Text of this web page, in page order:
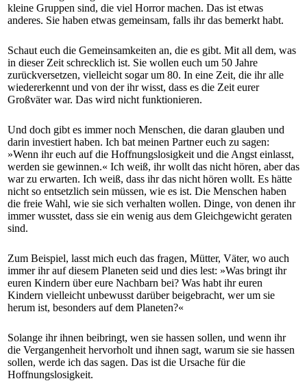
kleine Gruppen sind, die viel Horror machen. Das ist etwas
anderes. Sie haben etwas gemeinsam, falls ihr das bemerkt habt.
Schaut euch die Gemeinsamkeiten an, die es gibt. Mit all dem, was
in dieser Zeit schrecklich ist. Sie wollen euch um 50 Jahre
zurückversetzen, vielleicht sogar um 80. In eine Zeit, die ihr alle
wiedererkennt und von der ihr wisst, dass es die Zeit eurer
Großväter war. Das wird nicht funktionieren.
Und doch gibt es immer noch Menschen, die daran glauben und
darin investiert haben. Ich bat meinen Partner euch zu sagen:
»Wenn ihr euch auf die Hoffnungslosigkeit und die Angst einlasst,
werden sie gewinnen.« Ich weiß, ihr wollt das nicht hören, aber das
war zu erwarten. Ich weiß, dass ihr das nicht hören wollt. Es hätte
nicht so entsetzlich sein müssen, wie es ist. Die Menschen haben
die freie Wahl, wie sie sich verhalten wollen. Dinge, von denen ihr
immer wusstet, dass sie ein wenig aus dem Gleichgewicht geraten
sind.
Zum Beispiel, lasst mich euch das fragen, Mütter, Väter, wo auch
immer ihr auf diesem Planeten seid und dies lest: »Was bringt ihr
euren Kindern über eure Nachbarn bei? Was habt ihr euren
Kindern vielleicht unbewusst darüber beigebracht, wer um sie
herum ist, besonders auf dem Planeten?«
Solange ihr ihnen beibringt, wen sie hassen sollen, und wenn ihr
die Vergangenheit hervorholt und ihnen sagt, warum sie sie hassen
sollen, werde ich das sagen. Das ist die Ursache für die
Hoffnungslosigkeit.